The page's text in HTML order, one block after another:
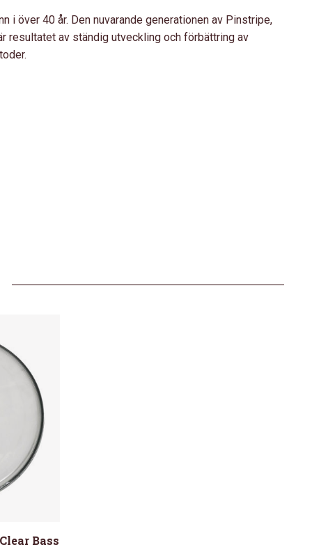
i över 40 år. Den nuvarande generationen av Pinstripe,
resultatet av ständig utveckling och förbättring av
Bass